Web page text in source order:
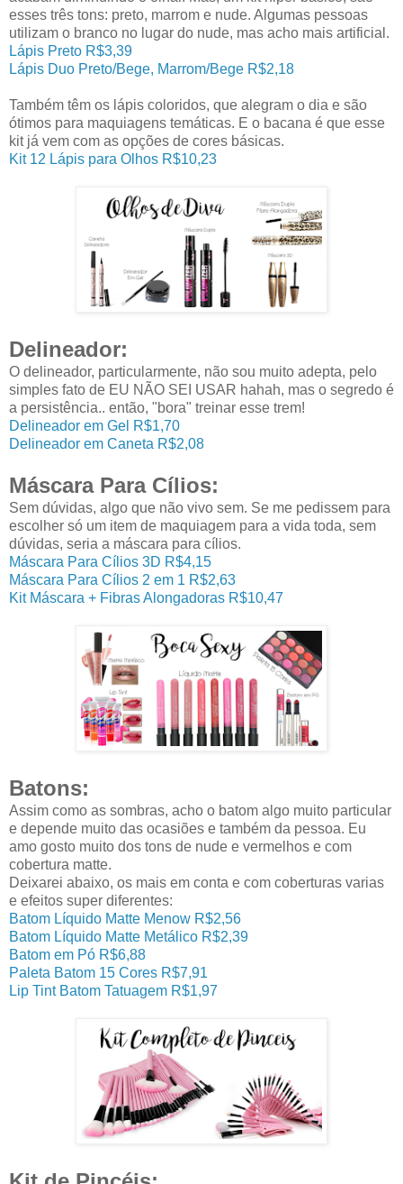
esses três tons: preto, marrom e nude. Algumas pessoas
utilizam o branco no lugar do nude, mas acho mais artificial.
Lápis Preto R$3,39
Lápis Duo Preto/Bege, Marrom/Bege R$2,18
Também têm os lápis coloridos, que alegram o dia e são
ótimos para maquiagens temáticas. E o bacana é que esse
kit já vem com as opções de cores básicas.
Kit 12 Lápis para Olhos R$10,23
Delineador:
O delineador, particularmente, não sou muito adepta, pelo
simples fato de EU NÃO SEI USAR hahah, mas o segredo é
a persistência.. então, "bora" treinar esse trem!
Delineador em Gel R$1,70
Delineador em Caneta R$2,08
Máscara Para Cílios:
Sem dúvidas, algo que não vivo sem. Se me pedissem para
escolher só um item de maquiagem para a vida toda, sem
dúvidas, seria a máscara para cílios.
Máscara Para Cílios 3D R$4,15
Máscara Para Cílios 2 em 1 R$2,63
Kit Máscara + Fibras Alongadoras R$10,47
Batons:
Assim como as sombras, acho o batom algo muito particular
e depende muito das ocasiões e também da pessoa. Eu
amo gosto muito dos tons de nude e vermelhos e com
cobertura matte.
Deixarei abaixo, os mais em conta e com coberturas varias
e efeitos super diferentes:
Batom Líquido Matte Menow R$2,56
Batom Líquido Matte Metálico R$2,39
Batom em Pó R$6,88
Paleta Batom 15 Cores R$7,91
Lip Tint Batom Tatuagem R$1,97